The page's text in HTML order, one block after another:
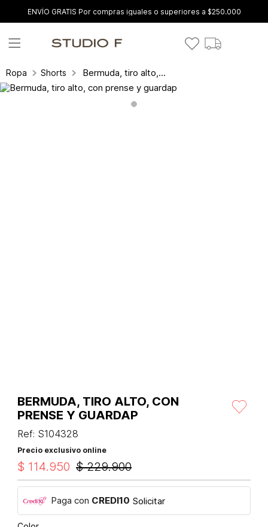
ENVÍO GRATIS Por compras iguales o superiores a $250.000
Ropa Shorts Bermuda, tiro alto, con prense y guardap
BERMUDA, TIRO ALTO, CON
PRENSE Y GUARDAP
Ref: S104328
Precio exclusivo online
$ 229.900
$ 114.950
Paga con CREDI10 Solicitar